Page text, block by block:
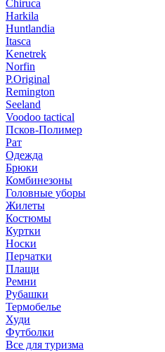
Chiruсa
Harkila
Huntlandia
Itasca
Kenetrek
Norfin
P.Original
Remington
Seeland
Voodoo tactical
Псков-Полимер
Рат
Одежда
Брюки
Комбинезоны
Головные уборы
Жилеты
Костюмы
Куртки
Носки
Перчатки
Плащи
Ремни
Рубашки
Термобелье
Худи
Футболки
Все для туризма